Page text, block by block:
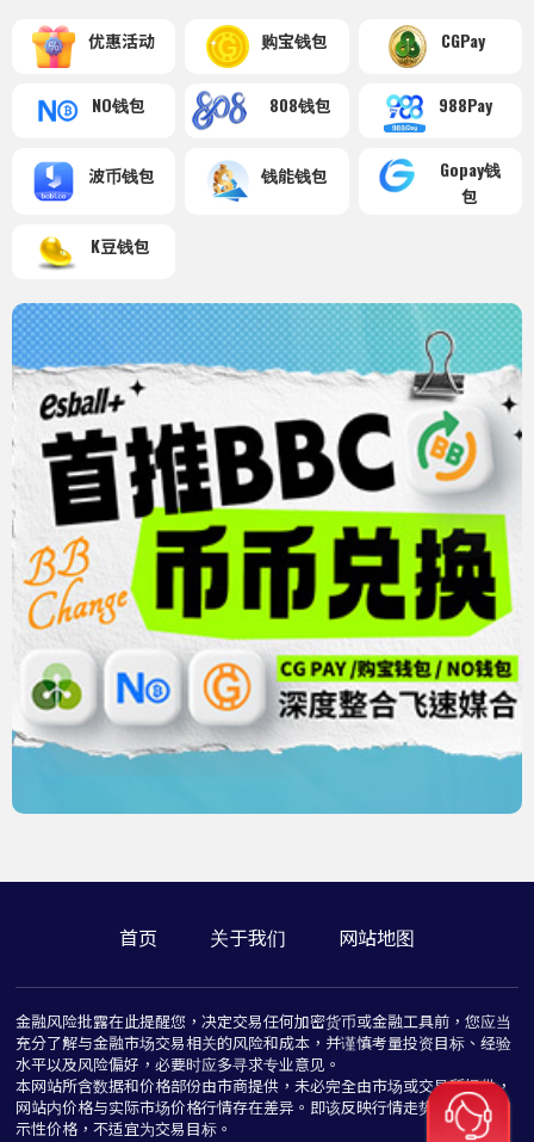
优惠活动 购宝钱包 CGPay
NO钱包 808钱包 988Pay
波币钱包 钱能钱包
Gopay钱
包
K豆钱包
首页 关于我们 网站地图
金融风险批露在此提醒您，决定交易任何加密货币或金融工具前，您应当
充分了解与金融市场交易相关的风险和成本，并谨慎考量投资目标、经验
水平以及风险偏好，必要时应多寻求专业意见。
本网站所含数据和价格部份由市商提供，未必完全由市场或交易所提供，
网站内价格与实际市场价格行情存在差异。即该反映行情走势价格仅为指
示性价格，不适宜为交易目标。